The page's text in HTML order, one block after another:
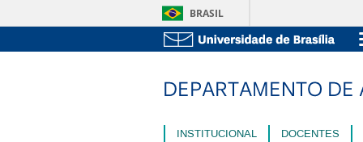
BRASIL
INSTITUCIONAL DOCENTES